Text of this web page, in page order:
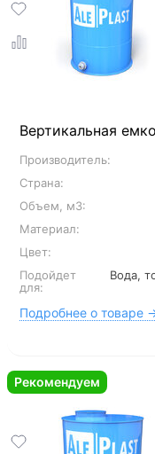
Вертикальная
Производитель:
Страна:
Объем, м3:
Материал:
Цвет:
Подойдет
для:
Вода,
Подробнее о товаре
Рекомендуем